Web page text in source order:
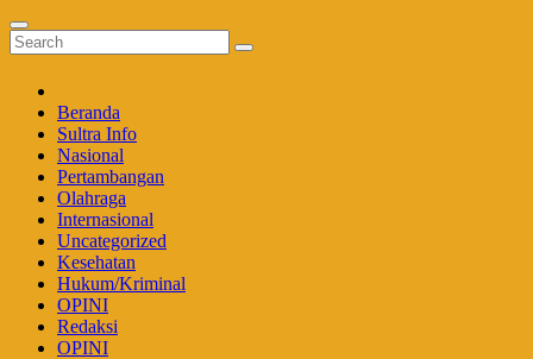
Beranda
Sultra Info
Nasional
Pertambangan
Olahraga
Internasional
Uncategorized
Kesehatan
Hukum/Kriminal
OPINI
Redaksi
OPINI